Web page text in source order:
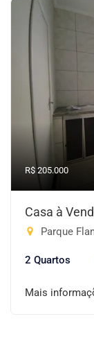
R$ 205.000
Casa à
Parque
2 Quartos
Mais